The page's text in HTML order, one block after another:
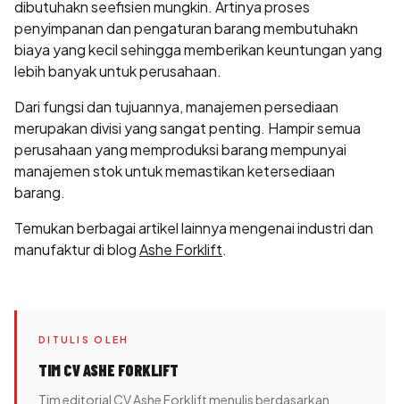
dibutuhakn seefisien mungkin. Artinya proses
penyimpanan dan pengaturan barang membutuhakn
biaya yang kecil sehingga memberikan keuntungan yang
lebih banyak untuk perusahaan.
Dari fungsi dan tujuannya, manajemen persediaan
merupakan divisi yang sangat penting. Hampir semua
perusahaan yang memproduksi barang mempunyai
manajemen stok untuk memastikan ketersediaan
barang.
Temukan berbagai artikel lainnya mengenai industri dan
manufaktur di blogAshe Forklift.
DITULIS OLEH
TIM CV ASHE FORKLIFT
Tim editorial CV Ashe Forklift menulis berdasarkan